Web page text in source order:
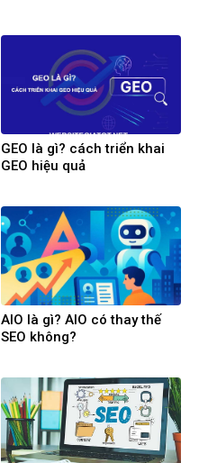
GEO là gì? cách triển khai
GEO hiệu quả
AIO là gì? AIO có thay thế
SEO không?